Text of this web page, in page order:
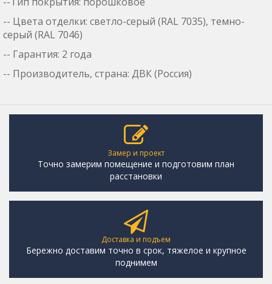
-- Цвета отделки: светло-серый (RAL 7035), темно-
серый (RAL 7046)
-- Гарантия: 2 года
-- Производитель, страна: ДВК (Россия)
Замер и проект
Точно замерим помещение и подготовим план
расстановки
Доставка и подъем
Бережно доставим точно в срок, тяжелое и крупное
поднимем